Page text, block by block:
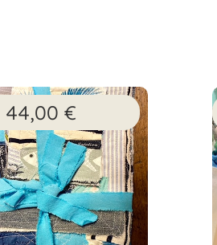
44,00 €